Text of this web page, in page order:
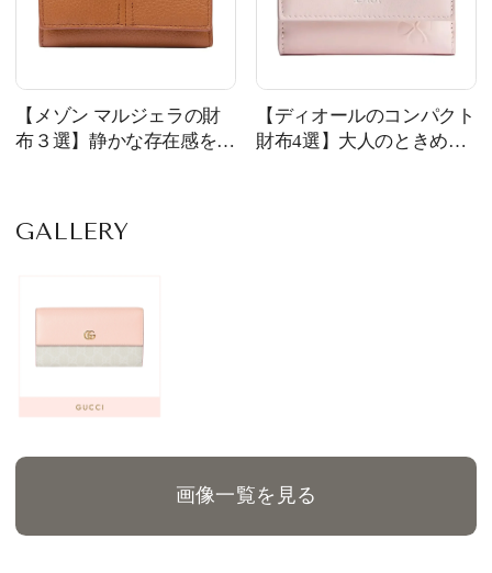
【メゾン マルジェラの財
布３選】静かな存在感を放
【ディオールのコンパクト
財布4選】大人のときめき
GALLERY
画像一覧を見る